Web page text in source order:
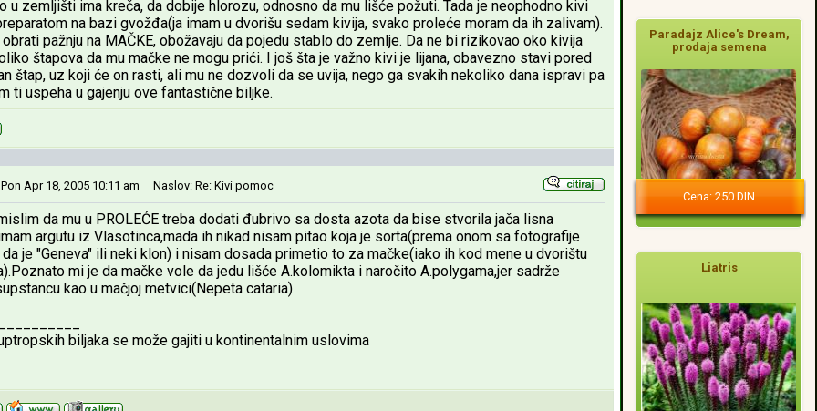
u zemljišti ima kreča, da dobije hlorozu, odnosno da mu lišće požuti. Tada je neophodno kivi
na bazi gvožđa(ja imam u dvorišu sedam kivija, svako proleće moram da ih zalivam).
pažnju na MAČKE, obožavaju da pojedu stablo do zemlje. Da ne bi rizikovao oko kivija
štapova da mu mačke ne mogu prići. I još šta je važno kivi je lijana, obavezno stavi pored
štap, uz koji će on rasti, ali mu ne dozvoli da se uvija, nego ga svakih nekoliko dana ispravi pa
ti uspeha u gajenju ove fantastične biljke.
Apr 18, 2005 10:11 am Naslov: Re: Kivi pomoc
da mu u PROLEĆE treba dodati đubrivo sa dosta azota da bise stvorila jača lisna
argutu iz Vlasotinca,mada ih nikad nisam pitao koja je sorta(prema onom sa fotografije
je "Geneva" ili neki klon) i nisam dosada primetio to za mačke(iako ih kod mene u dvorištu
mi je da mačke vole da jedu lišće A.kolomikta i naročito A.polygama,jer sadrže
kao u mačjoj metvici(Nepeta cataria)
biljaka se može gajiti u kontinentalnim uslovima
Paradajz Alice's Dream,
prodaja semena
Cena: 250 DIN
Liatris